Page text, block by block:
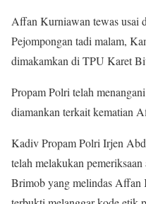
Affan Kurniawan tewas usai
Pejompongan tadi malam,
dimakamkan di TPU Karet
Propam Polri telah
diamankan terkait kematian
Kadiv Propam Polri Irjen
telah melakukan
Brimob yang melindas